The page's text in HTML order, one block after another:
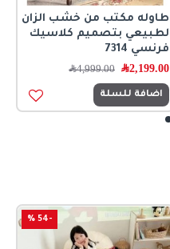
طاوله مكتب من خشب الزان
لطبيعي بتصميم كلاسيك
فرنسي 7314
2,199.00﷼ 4,999.00﷼
اضافة للسلة
-54 %